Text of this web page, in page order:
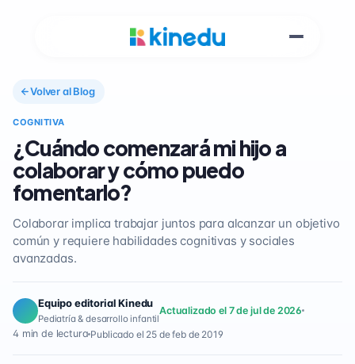
Volver al Blog
COGNITIVA
¿Cuándo comenzará mi hijo a
colaborar y cómo puedo
fomentarlo?
Colaborar implica trabajar juntos para alcanzar un objetivo
común y requiere habilidades cognitivas y sociales
avanzadas.
Equipo editorial Kinedu
Pediatría & desarrollo infantil
Actualizado el 7 de jul de 2026
4 min de lectura Publicado el 25 de feb de 2019